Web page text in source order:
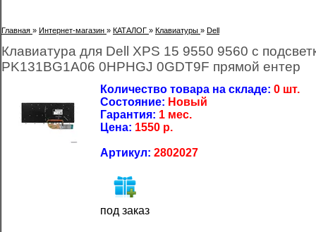
Главная » Интернет-магазин » КАТАЛОГ » Клавиатуры » Dell
Клавиатура для Dell XPS 15 9550 9560 с
PK131BG1A06 0HPHGJ 0GDT9F прямой ентер
Количество товара на складе: 0 шт.
Состояние: Новый
Гарантия: 1 мес.
Цена: 1550 р.
Артикул: 2802027
под заказ